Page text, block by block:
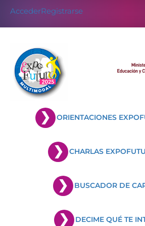
content
AccederRegistrarse
ORIENTACIONES
CHARLAS
BUSCADOR DE
DECIME QUÉ TE